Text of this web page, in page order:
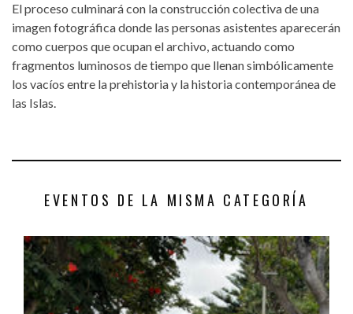
El proceso culminará con la construcción colectiva de una
imagen fotográfica donde las personas asistentes aparecerán
como cuerpos que ocupan el archivo, actuando como
fragmentos luminosos de tiempo que llenan simbólicamente
los vacíos entre la prehistoria y la historia contemporánea de
las Islas.
EVENTOS DE LA MISMA CATEGORÍA